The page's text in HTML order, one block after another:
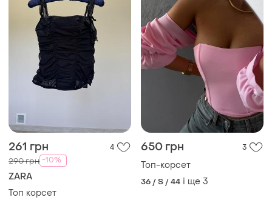
261 грн 4
290 грн -10%
ZARA
Топ корсет
650 грн 3
Топ-корсет
36 / S / 44 і ще 3